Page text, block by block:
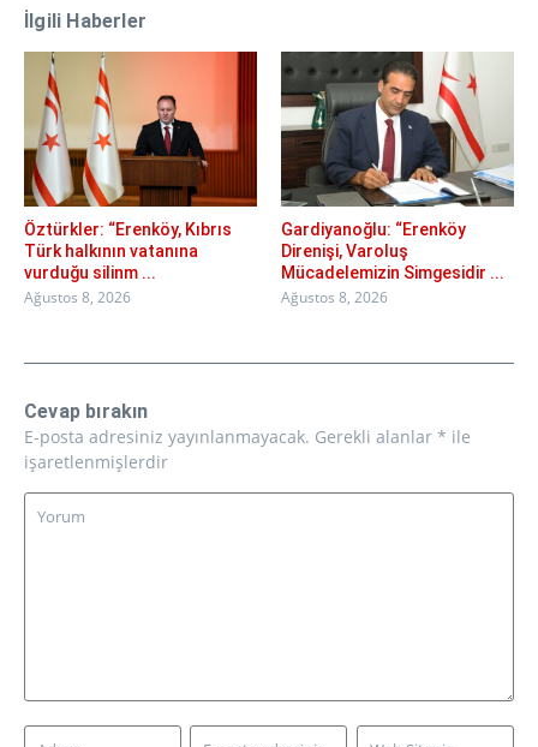
İlgili Haberler
Öztürkler: “Erenköy, Kıbrıs
Türk halkının vatanına
vurduğu silinm ...
Ağustos 8, 2026
Gardiyanoğlu: “Erenköy
Direnişi, Varoluş
Mücadelemizin Simgesidir ...
Ağustos 8, 2026
Cevap bırakın
E-posta adresiniz yayınlanmayacak. Gerekli alanlar * ile
işaretlenmişlerdir